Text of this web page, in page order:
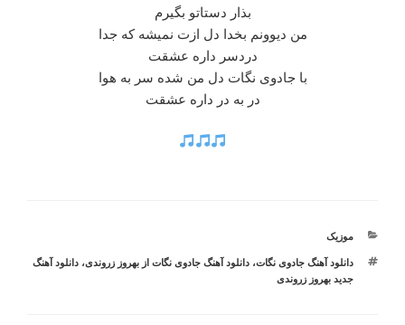
بذار دستاتو بگیرم
من دیوونم بخدا دل ازت نمیشه که جدا
دردسر داره عشقت
با جادوی نگات دل من شده سر به هوا
در به در داره عشقت
دسته‌ها
موزیک
برچسب‌ها
دانلود آهنگ جادوی نگات،دانلود آهنگ جادوی نگات از بهروز زروندی،دانلود آهنگ
جدید بهروز زروندی